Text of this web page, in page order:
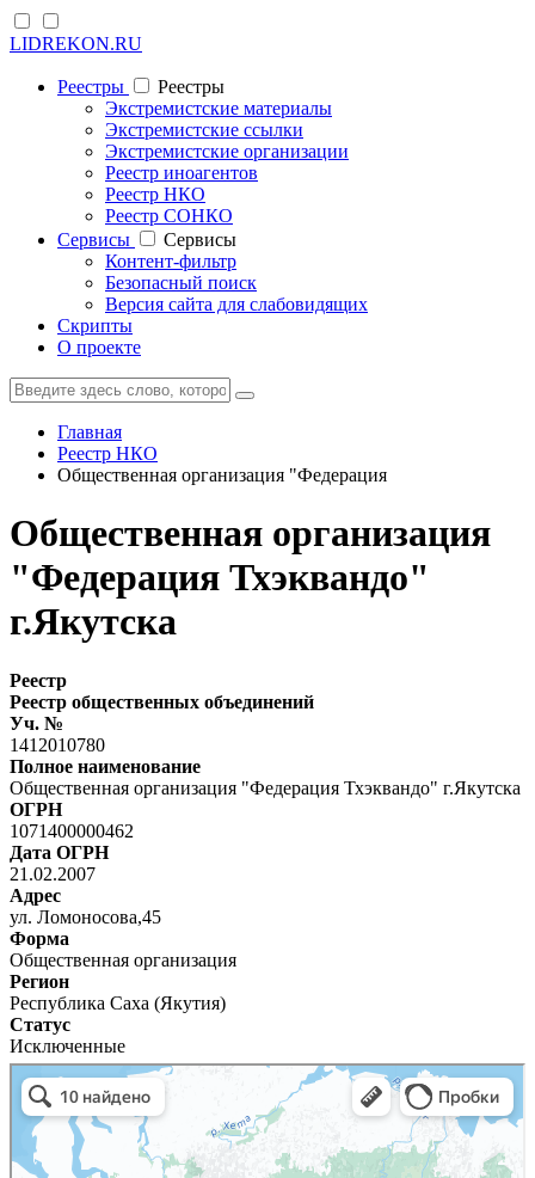
LIDREKON.RU
Реестры
Реестры
Экстремистские материалы
Экстремистские ссылки
Экстремистские организации
Реестр иноагентов
Реестр НКО
Реестр СОНКО
Cервисы
Cервисы
Контент-фильтр
Безопасный поиск
Версия сайта для слабовидящих
Скрипты
О проекте
Главная
Реестр НКО
Общественная организация "Федерация
Общественная организация
"Федерация Тхэквандо"
г.Якутска
Реестр
Реестр общественных объединений
Уч. №
1412010780
Полное наименование
Общественная организация "Федерация Тхэквандо" г.Якутска
ОГРН
1071400000462
Дата ОГРН
21.02.2007
Адрес
ул. Ломоносова,45
Форма
Общественная организация
Регион
Республика Саха (Якутия)
Статус
Исключенные